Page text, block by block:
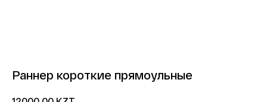
Раннер короткие прямоульные